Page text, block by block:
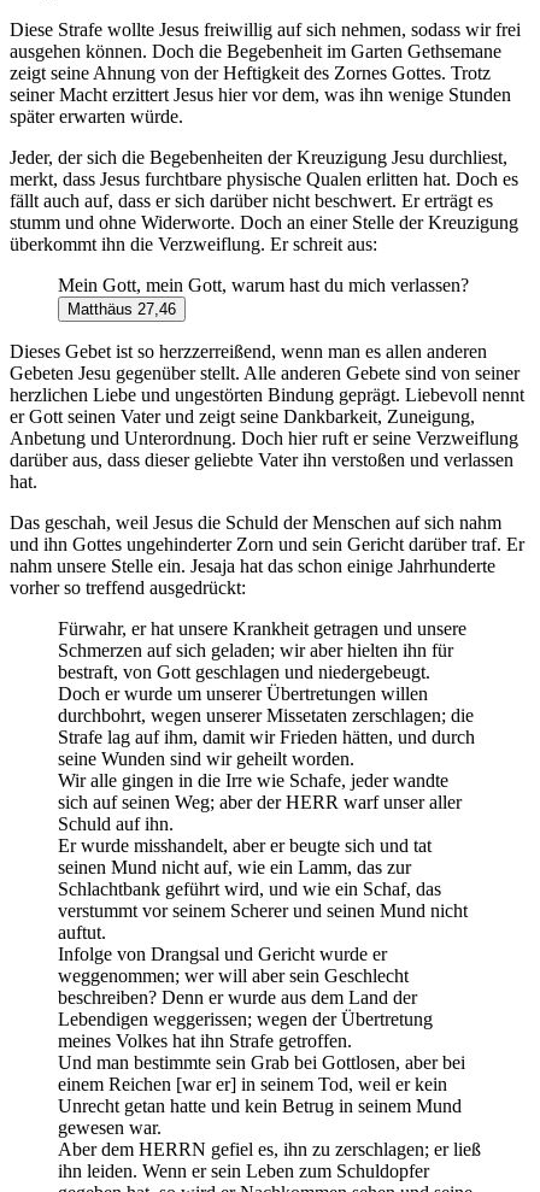
Diese Strafe wollte Jesus freiwillig auf sich nehmen, sodass wir frei
ausgehen können. Doch die Begebenheit im Garten Gethsemane
zeigt seine Ahnung von der Heftigkeit des Zornes Gottes. Trotz
seiner Macht erzittert Jesus hier vor dem, was ihn wenige Stunden
später erwarten würde.
Jeder, der sich die Begebenheiten der Kreuzigung Jesu durchliest,
merkt, dass Jesus furchtbare physische Qualen erlitten hat. Doch es
fällt auch auf, dass er sich darüber nicht beschwert. Er erträgt es
stumm und ohne Widerworte. Doch an einer Stelle der Kreuzigung
überkommt ihn die Verzweiflung. Er schreit aus:
Mein Gott, mein Gott, warum hast du mich verlassen?
Matthäus 27,46
Dieses Gebet ist so herzzerreißend, wenn man es allen anderen
Gebeten Jesu gegenüber stellt. Alle anderen Gebete sind von seiner
herzlichen Liebe und ungestörten Bindung geprägt. Liebevoll nennt
er Gott seinen Vater und zeigt seine Dankbarkeit, Zuneigung,
Anbetung und Unterordnung. Doch hier ruft er seine Verzweiflung
darüber aus, dass dieser geliebte Vater ihn verstoßen und verlassen
hat.
Das geschah, weil Jesus die Schuld der Menschen auf sich nahm
und ihn Gottes ungehinderter Zorn und sein Gericht darüber traf. Er
nahm unsere Stelle ein. Jesaja hat das schon einige Jahrhunderte
vorher so treffend ausgedrückt:
Fürwahr, er hat unsere Krankheit getragen und unsere
Schmerzen auf sich geladen; wir aber hielten ihn für
bestraft, von Gott geschlagen und niedergebeugt.
Doch er wurde um unserer Übertretungen willen
durchbohrt, wegen unserer Missetaten zerschlagen; die
Strafe lag auf ihm, damit wir Frieden hätten, und durch
seine Wunden sind wir geheilt worden.
Wir alle gingen in die Irre wie Schafe, jeder wandte
sich auf seinen Weg; aber der HERR warf unser aller
Schuld auf ihn.
Er wurde misshandelt, aber er beugte sich und tat
seinen Mund nicht auf, wie ein Lamm, das zur
Schlachtbank geführt wird, und wie ein Schaf, das
verstummt vor seinem Scherer und seinen Mund nicht
auftut.
Infolge von Drangsal und Gericht wurde er
weggenommen; wer will aber sein Geschlecht
beschreiben? Denn er wurde aus dem Land der
Lebendigen weggerissen; wegen der Übertretung
meines Volkes hat ihn Strafe getroffen.
Und man bestimmte sein Grab bei Gottlosen, aber bei
einem Reichen [war er] in seinem Tod, weil er kein
Unrecht getan hatte und kein Betrug in seinem Mund
gewesen war.
Aber dem HERRN gefiel es, ihn zu zerschlagen; er ließ
ihn leiden. Wenn er sein Leben zum Schuldopfer